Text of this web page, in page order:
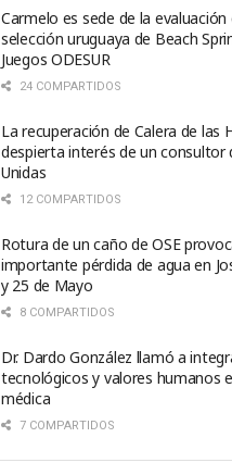
Carmelo es sede de la evaluación
selección uruguaya de Beach
Juegos ODESUR
24 COMPARTIDOS
La recuperación de Calera de las
despierta interés de un consultor
Unidas
12 COMPARTIDOS
Rotura de un caño de OSE
importante pérdida de agua en
y 25 de Mayo
8 COMPARTIDOS
Dr. Dardo González llamó a
tecnológicos y valores humanos
médica
7 COMPARTIDOS